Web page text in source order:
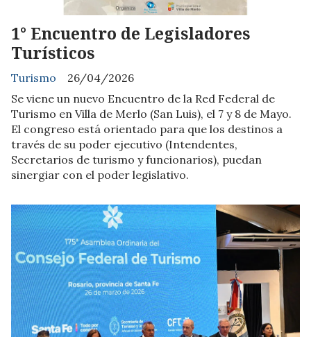
1° Encuentro de Legisladores
Turísticos
Turismo
26/04/2026
Se viene un nuevo Encuentro de la Red Federal de
Turismo en Villa de Merlo (San Luis), el 7 y 8 de Mayo.
El congreso está orientado para que los destinos a
través de su poder ejecutivo (Intendentes,
Secretarios de turismo y funcionarios), puedan
sinergiar con el poder legislativo.